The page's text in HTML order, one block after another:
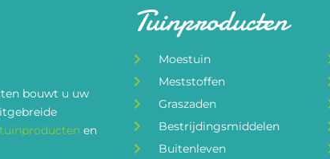
bouwt u uw
tuinproducten en
Tuinproducten
Moestuin
Meststoffen
Graszaden
Bestrijdingsmiddelen
Buitenleven